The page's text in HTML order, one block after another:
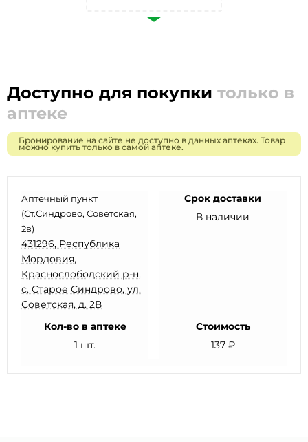
Доступно для покупки только в
аптеке
Бронирование на сайте не доступно в данных аптеках. Товар
можно купить только в самой аптеке.
Аптечный пункт
(Ст.Синдрово, Советская,
2в)
431296, Республика
Мордовия,
Краснослободский р-н,
с. Старое Синдрово, ул.
Советская, д. 2В
Срок доставки
В наличии
Кол-во в аптеке
1 шт.
Стоимость
137 ₽